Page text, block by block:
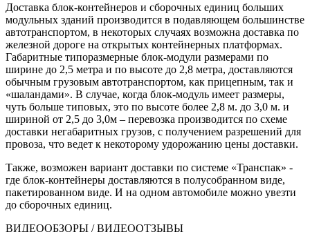
Доставка блок-контейнеров и сборочных единиц больших
модульных зданий производится в подавляющем большинстве
автотранспортом, в некоторых случаях возможна доставка по
железной дороге на открытых контейнерных платформах.
Габаритные типоразмерные блок-модули размерами по
ширине до 2,5 метра и по высоте до 2,8 метра, доставляются
обычным грузовым автотранспортом, как прицепным, так и
«шаландами». В случае, когда блок-модуль имеет размеры,
чуть больше типовых, это по высоте более 2,8 м. до 3,0 м. и
шириной от 2,5 до 3,0м – перевозка производится по схеме
доставки негабаритных грузов, с получением разрешений для
провоза, что ведет к некоторому удорожанию цены доставки.
Также, возможен вариант доставки по системе «Транспак» -
где блок-контейнеры доставляются в полусобранном виде,
пакетированном виде. И на одном автомобиле можно увезти
до сборочных единиц.
ВИДЕООБЗОРЫ / ВИДЕООТЗЫВЫ